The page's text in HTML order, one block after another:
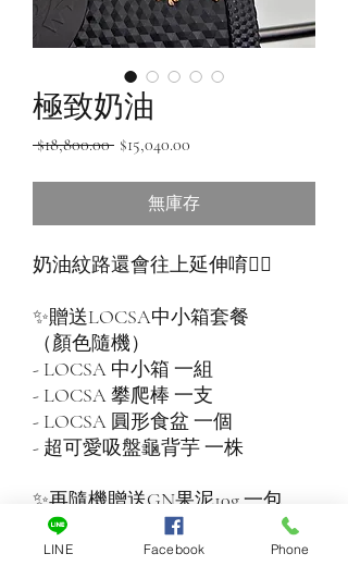
極致奶油
$18,800.00 一
價
$15,040.00
價
格
無庫存
奶油紋路還會往上延伸唷👍🏻
✨贈送LOCSA中小箱套餐
（顏色隨機）
- LOCSA 中小箱 一組
- LOCSA 攀爬棒 一支
- LOCSA 圓形食盆 一個
- 超可愛吸盤龜背芋 一株
✨再隨機贈送GN果泥10g 一包
LINE Facebook Phone